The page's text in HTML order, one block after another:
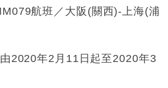
航班／大阪(關西)-上海(浦
2020年2月11日起至2020年3